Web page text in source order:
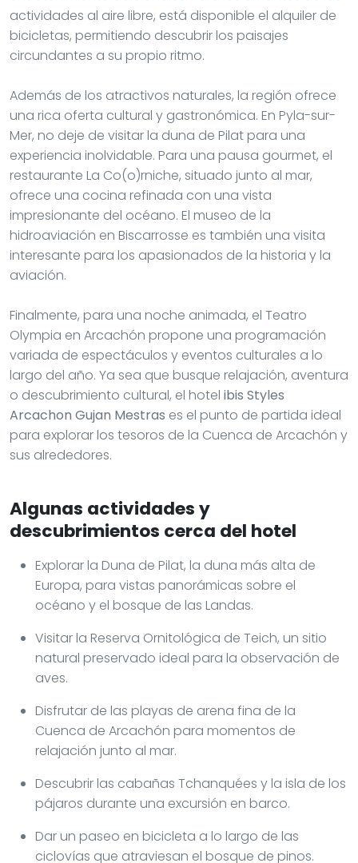
actividades al aire libre, está disponible el alquiler de
bicicletas, permitiendo descubrir los paisajes
circundantes a su propio ritmo.
Además de los atractivos naturales, la región ofrece
una rica oferta cultural y gastronómica. En Pyla-sur-
Mer, no deje de visitar la duna de Pilat para una
experiencia inolvidable. Para una pausa gourmet, el
restaurante La Co(o)rniche, situado junto al mar,
ofrece una cocina refinada con una vista
impresionante del océano. El museo de la
hidroaviación en Biscarrosse es también una visita
interesante para los apasionados de la historia y la
aviación.
Finalmente, para una noche animada, el Teatro
Olympia en Arcachón propone una programación
variada de espectáculos y eventos culturales a lo
largo del año. Ya sea que busque relajación, aventura
o descubrimiento cultural, el hotel ibis Styles
Arcachon Gujan Mestras es el punto de partida ideal
para explorar los tesoros de la Cuenca de Arcachón y
sus alrededores.
Algunas actividades y
descubrimientos cerca del hotel
Explorar la Duna de Pilat, la duna más alta de
Europa, para vistas panorámicas sobre el
océano y el bosque de las Landas.
Visitar la Reserva Ornitológica de Teich, un sitio
natural preservado ideal para la observación de
aves.
Disfrutar de las playas de arena fina de la
Cuenca de Arcachón para momentos de
relajación junto al mar.
Descubrir las cabañas Tchanquées y la isla de los
pájaros durante una excursión en barco.
Dar un paseo en bicicleta a lo largo de las
ciclovías que atraviesan el bosque de pinos.